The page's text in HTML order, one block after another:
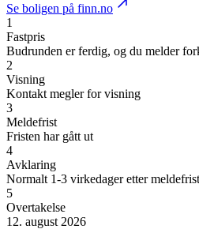
Se boligen på finn.no
1
Fastpris
Budrunden er ferdig, og du melder
2
Visning
Kontakt megler for visning
3
Meldefrist
Fristen har gått ut
4
Avklaring
Normalt 1-3 virkedager etter
5
Overtakelse
12. august 2026